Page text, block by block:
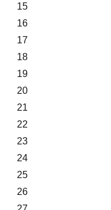
15
16
17
18
19
20
21
22
23
24
25
26